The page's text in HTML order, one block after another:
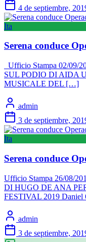
4 de septiembre,
Ita
Serena conduce
Ufficio Stampa 02/09/
SUL PODIO DI AIDA
MUSICALE DEL […]
admin
3 de septiembre,
Ita
Serena conduce
Ufficio Stampa 26/08/
DI HUGO DE ANA
FESTIVAL 2019
admin
3 de septiembre,